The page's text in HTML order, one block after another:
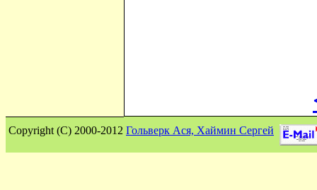
Сopyright (C) 2000-2012 Гольверк Ася, Хаймин Сергей